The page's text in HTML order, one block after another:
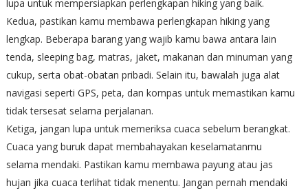
lupa untuk mempersiapkan perlengkapan hiking yang baik.
Kedua, pastikan kamu membawa perlengkapan hiking yang
lengkap. Beberapa barang yang wajib kamu bawa antara lain
tenda, sleeping bag, matras, jaket, makanan dan minuman yang
cukup, serta obat-obatan pribadi. Selain itu, bawalah juga alat
navigasi seperti GPS, peta, dan kompas untuk memastikan kamu
tidak tersesat selama perjalanan.
Ketiga, jangan lupa untuk memeriksa cuaca sebelum berangkat.
Cuaca yang buruk dapat membahayakan keselamatanmu
selama mendaki. Pastikan kamu membawa payung atau jas
hujan jika cuaca terlihat tidak menentu. Jangan pernah mendaki